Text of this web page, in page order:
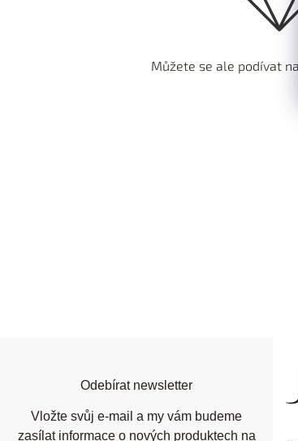
Můžete se ale podívat
Odebírat newsletter
Vložte svůj e-mail a my vám budeme
zasílat informace o nových produktech na